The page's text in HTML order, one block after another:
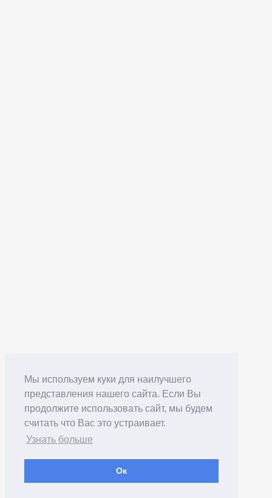
Мы используем куки для наилучшего
представления нашего сайта. Если Вы
продолжите использовать сайт, мы будем
считать что Вас это устраивает.
Узнать больше
Ок